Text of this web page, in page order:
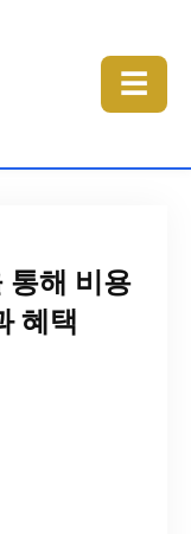
☰
통해 비용
혜택